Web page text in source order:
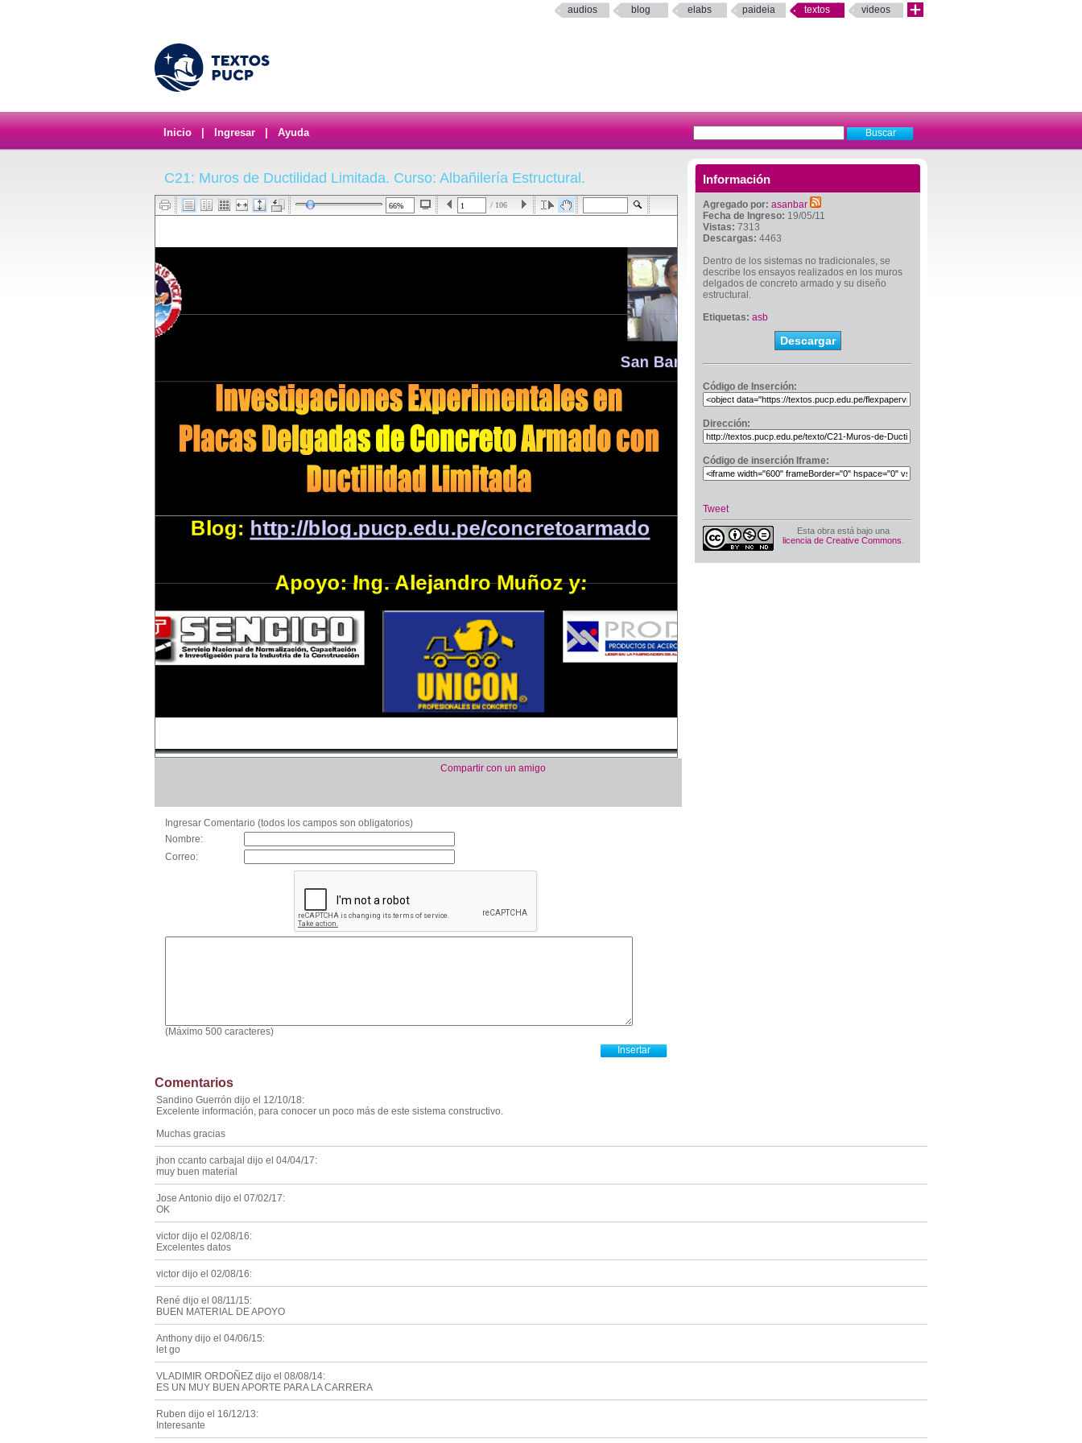
audios blog elabs paideia textos videos
Inicio Ingresar Ayuda
Información
Agregado por: asanbar
Fecha de Ingreso: 19/05/11
Vistas: 7313
Descargas: 4463
Dentro de los sistemas no tradicionales, se
describe los ensayos realizados en los muros
delgados de concreto armado y su diseño
estructural.
Etiquetas: asb
Descargar
Código de Inserción:
Dirección:
Código de inserción Iframe:
Tweet
Esta obra está bajo una
licencia de Creative Commons
C21: Muros de Ductilidad Limitada. Curso: Albañilería Estructural.
/ 106
Compartir con un amigo
Ingresar Comentario (todos los campos son obligatorios)
Nombre:
Correo:
(Máximo 500 caracteres)
Comentarios
Sandino Guerrón dijo el 12/10/18:
Excelente información, para conocer un poco más de este sistema constructivo.
Muchas gracias
jhon ccanto carbajal dijo el 04/04/17:
muy buen material
Jose Antonio dijo el 07/02/17:
OK
victor dijo el 02/08/16:
Excelentes datos
victor dijo el 02/08/16:
René dijo el 08/11/15:
BUEN MATERIAL DE APOYO
Anthony dijo el 04/06/15:
let go
VLADIMIR ORDOÑEZ dijo el 08/08/14:
ES UN MUY BUEN APORTE PARA LA CARRERA
Ruben dijo el 16/12/13:
Interesante